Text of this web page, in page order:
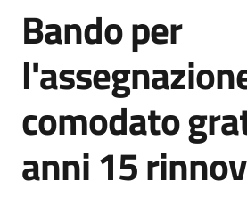
Russi
Orari
Salta al contenuto
Bando per
comodato
anni 15